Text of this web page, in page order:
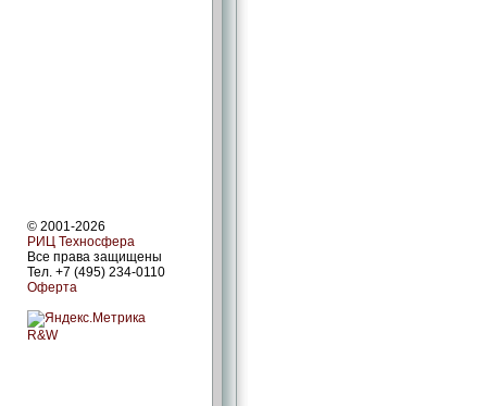
© 2001-2026
РИЦ Техносфера
Все права защищены
Тел. +7 (495) 234-0110
Оферта
R&W